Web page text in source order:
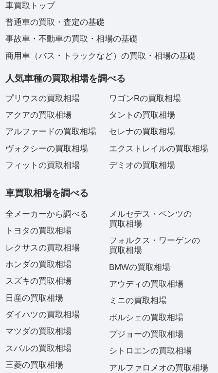
車買取トップ
普通車の買取・査定の基礎
事故車・不動車の買取・相場の基礎
商用車（バス・トラックなど）の買取・相場の基礎
人気車種の買取相場を調べる
プリウスの買取相場
アクアの買取相場
アルファードの買取相場
ヴォクシーの買取相場
フィットの買取相場
ワゴンRの買取相場
タントの買取相場
セレナの買取相場
エクストレイルの買取相場
デミオの買取相場
車買取相場を調べる
全メーカーから調べる
トヨタの買取相場
レクサスの買取相場
ホンダの買取相場
スズキの買取相場
日産の買取相場
ダイハツの買取相場
マツダの買取相場
スバルの買取相場
三菱の買取相場
メルセデス・ベンツの
買取相場
フォルクス・ワーゲンの
買取相場
BMWの買取相場
アウディの買取相場
ミニの買取相場
ポルシェの買取相場
プジョーの買取相場
シトロエンの買取相場
アルファロメオの買取相場